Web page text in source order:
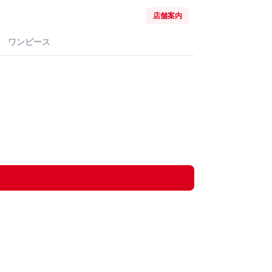
店舗案内
ワンピース